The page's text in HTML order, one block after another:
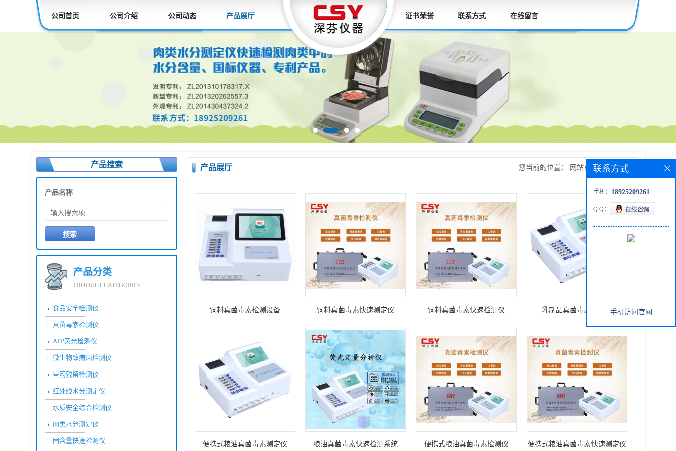
公司首页 公司介绍 公司动态 产品展厅 证书荣誉 联系方式 在线留言
产品搜索
产品名称
产品分类
PRODUCT CATEGORIES
食品安全检测仪
真菌毒素检测仪
ATP荧光检测仪
微生物致病菌检测仪
兽药残留检测仪
您当前的位置：网站首页>产品展厅
饲料真菌毒素检测设备 饲料真菌毒素快速测定仪 饲料真菌毒素快速检测仪 乳制品真菌毒素测定仪
联系方式
手机： 18925209261
Q Q：
手机访问官网